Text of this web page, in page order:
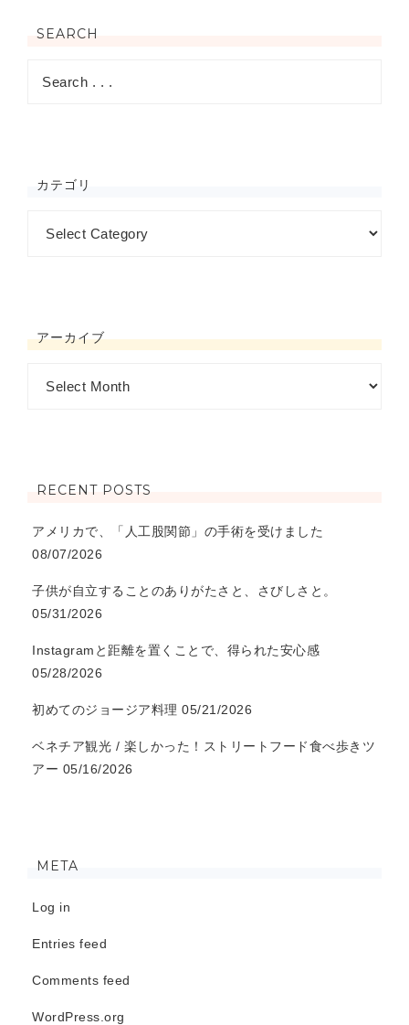
SEARCH
カテゴリ
アーカイブ
RECENT POSTS
アメリカで、「人工股関節」の手術を受けました
08/07/2026
子供が自立することのありがたさと、さびしさと。
05/31/2026
Instagramと距離を置くことで、得られた安心感
05/28/2026
初めてのジョージア料理 05/21/2026
ベネチア観光 / 楽しかった！ストリートフード食べ歩きツ
アー 05/16/2026
META
Log in
Entries feed
Comments feed
WordPress.org